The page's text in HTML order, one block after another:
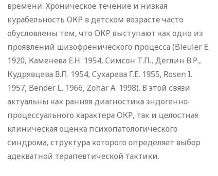
времени. Хроническое течение и низкая
курабельность ОКР в детском возрасте часто
обусловлены тем, что ОКР выступают как одно из
проявлений шизофренического процесса (Bleuler E.
1920, Каменева Е.Н. 1954, Симсон Т.П., Деглин В.Р.,
Кудрявцева В.П. 1954, Сухарева Г.Е. 1955, Rosen I.
1957, Bender L. 1966, Zohar A. 1998). В этой связи
актуальны как ранняя диагностика эндогенно-
процессуального характера ОКР, так и целостная
клиническая оценка психопатологического
синдрома, структура которого определяет выбор
адекватной терапевтической тактики.